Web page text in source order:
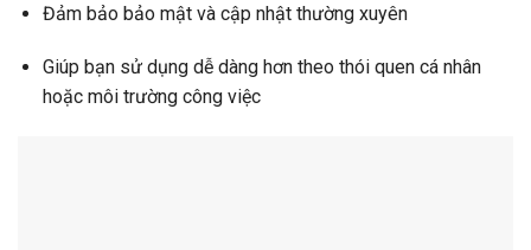
Đảm bảo bảo mật và cập nhật thường xuyên
Giúp bạn sử dụng dễ dàng hơn theo thói quen cá nhân
hoặc môi trường công việc